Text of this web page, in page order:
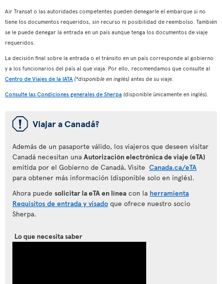
Air Transat o las autoridades competentes pueden denegarle el embarque si no
tiene los documentos requeridos, sin recurso ni posibilidad de reembolso. También
se le puede denegar la entrada en un país aunque tenga los documentos de viaje
requeridos.
La decisión final sobre la entrada o el tránsito en un país corresponde al gobierno
y a los funcionarios del país al que viaja. Por ello, recomendamos que consulte al
Centro de Viajes de la IATA (*disponible en inglés) antes de su viaje.
Consulte las Condiciones generales de Sherpa (disponible únicamente en inglés).
ü Viajar a Canadá?
Además de un pasaporte válido, los viajeros que deseen visitar
Canadá necesitan una Autorización electrónica de viaje (eTA)
emitida por el Gobierno de Canadá. Visite Canada.ca/eTA
para obtener más información (disponible solo en inglés).
Ahora puede solicitar la eTA en línea con la herramienta
Requisitos de entrada y visado que ofrece nuestro socio
Sherpa.
Lo que necesita saber